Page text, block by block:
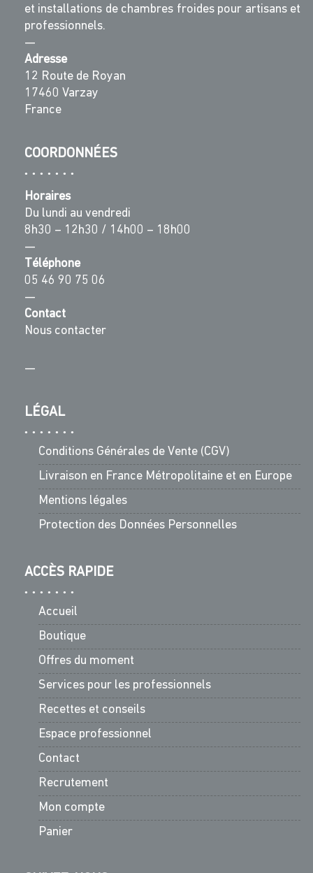
et installations de chambres froides pour artisans et
professionnels.
—
Adresse
12 Route de Royan
17460 Varzay
France
COORDONNÉES
Horaires
Du lundi au vendredi
8h30 – 12h30 / 14h00 – 18h00
—
Téléphone
05 46 90 75 06
—
Contact
Nous contacter
—
LÉGAL
Conditions Générales de Vente (CGV)
Livraison en France Métropolitaine et en Europe
Mentions légales
Protection des Données Personnelles
ACCÈS RAPIDE
Accueil
Boutique
Offres du moment
Services pour les professionnels
Recettes et conseils
Espace professionnel
Contact
Recrutement
Mon compte
Panier